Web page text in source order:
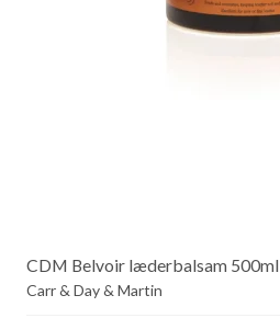
CDM Belvoir læderbalsam 500ml
Carr & Day & Martin